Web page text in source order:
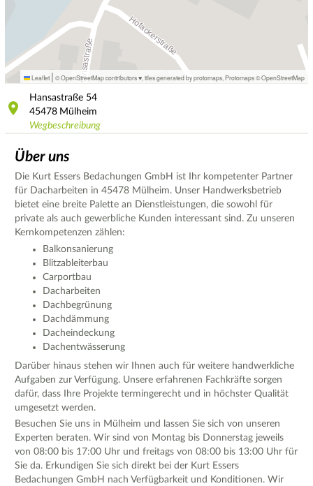
Leaflet | © OpenStreetMap contributors ♥, tiles generated by protomaps Protomaps©OpenStreetMap
Hansastraße 54
45478 Mülheim
Wegbeschreibung
Über uns
Die Kurt Essers Bedachungen GmbH ist Ihr kompetenter Partner
für Dacharbeiten in 45478 Mülheim. Unser Handwerksbetrieb
bietet eine breite Palette an Dienstleistungen, die sowohl für
private als auch gewerbliche Kunden interessant sind. Zu unseren
Kernkompetenzen zählen:
Balkonsanierung
Blitzableiterbau
Carportbau
Dacharbeiten
Dachbegrünung
Dachdämmung
Dacheindeckung
Dachentwässerung
Darüber hinaus stehen wir Ihnen auch für weitere handwerkliche
Aufgaben zur Verfügung. Unsere erfahrenen Fachkräfte sorgen
dafür, dass Ihre Projekte termingerecht und in höchster Qualität
umgesetzt werden.
Besuchen Sie uns in Mülheim und lassen Sie sich von unseren
Experten beraten. Wir sind von Montag bis Donnerstag jeweils
von 08:00 bis 17:00 Uhr und freitags von 08:00 bis 13:00 Uhr für
Sie da. Erkundigen Sie sich direkt bei der Kurt Essers
Bedachungen GmbH nach Verfügbarkeit und Konditionen. Wir